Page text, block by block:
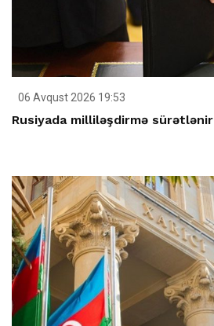
06 Avqust 2026 19:53
Rusiyada milliləşdirmə